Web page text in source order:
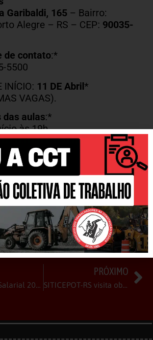
Garibaldi, 165– Bairro:
Alegre – RS – CEP: 90035-
de contato:*
5500
INÍCIO: 11 DE Abril*
VAGAS).
das aulas:*
às 19h.
o dia todo, parte prática
PRÓXIMO